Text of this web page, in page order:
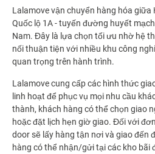
Lalamove vận chuyển hàng hóa giữa
Quốc lộ 1A - tuyến đường huyết
Nam. Đây là lựa chọn tối ưu nhờ hệ
nối thuận tiện với nhiều khu công
quan trọng trên hành trình.
Lalamove cung cấp các hình thức
linh hoạt để phục vụ mọi nhu cầu
thành, khách hàng có thể chọn giao
hoặc đặt lịch hẹn giờ giao. Đối với
door sẽ lấy hàng tận nơi và giao đến
hàng có thể nhận/gửi tại các kho bãi